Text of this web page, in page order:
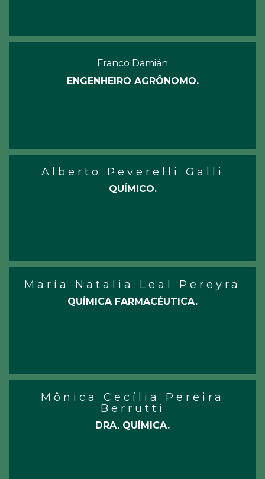
Franco Damián
ENGENHEIRO AGRÔNOMO.
Alberto Peverelli Galli
QUÍMICO.
María Natalia Leal Pereyra
QUÍMICA FARMACÉUTICA.
Mônica Cecília Pereira
Berrutti
DRA. QUÍMICA.